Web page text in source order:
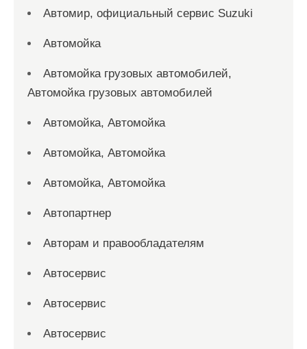
Автомир, официальный сервис Suzuki
Автомойка
Автомойка грузовых автомобилей,
Автомойка грузовых автомобилей
Автомойка, Автомойка
Автомойка, Автомойка
Автомойка, Автомойка
Автопартнер
Авторам и правообладателям
Автосервис
Автосервис
Автосервис